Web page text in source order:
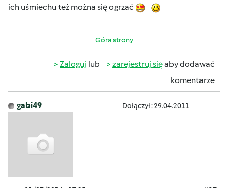
ich uśmiechu też można się ogrzać
Góra strony
Zaloguj lub zarejestruj sięaby dodawać
komentarze
gabi49 Dołączył : 29.04.2011